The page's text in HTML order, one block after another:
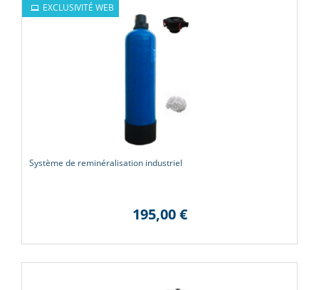
Système de reminéralisation industriel
195,00 €
EXCLUSIVITÉ WEB